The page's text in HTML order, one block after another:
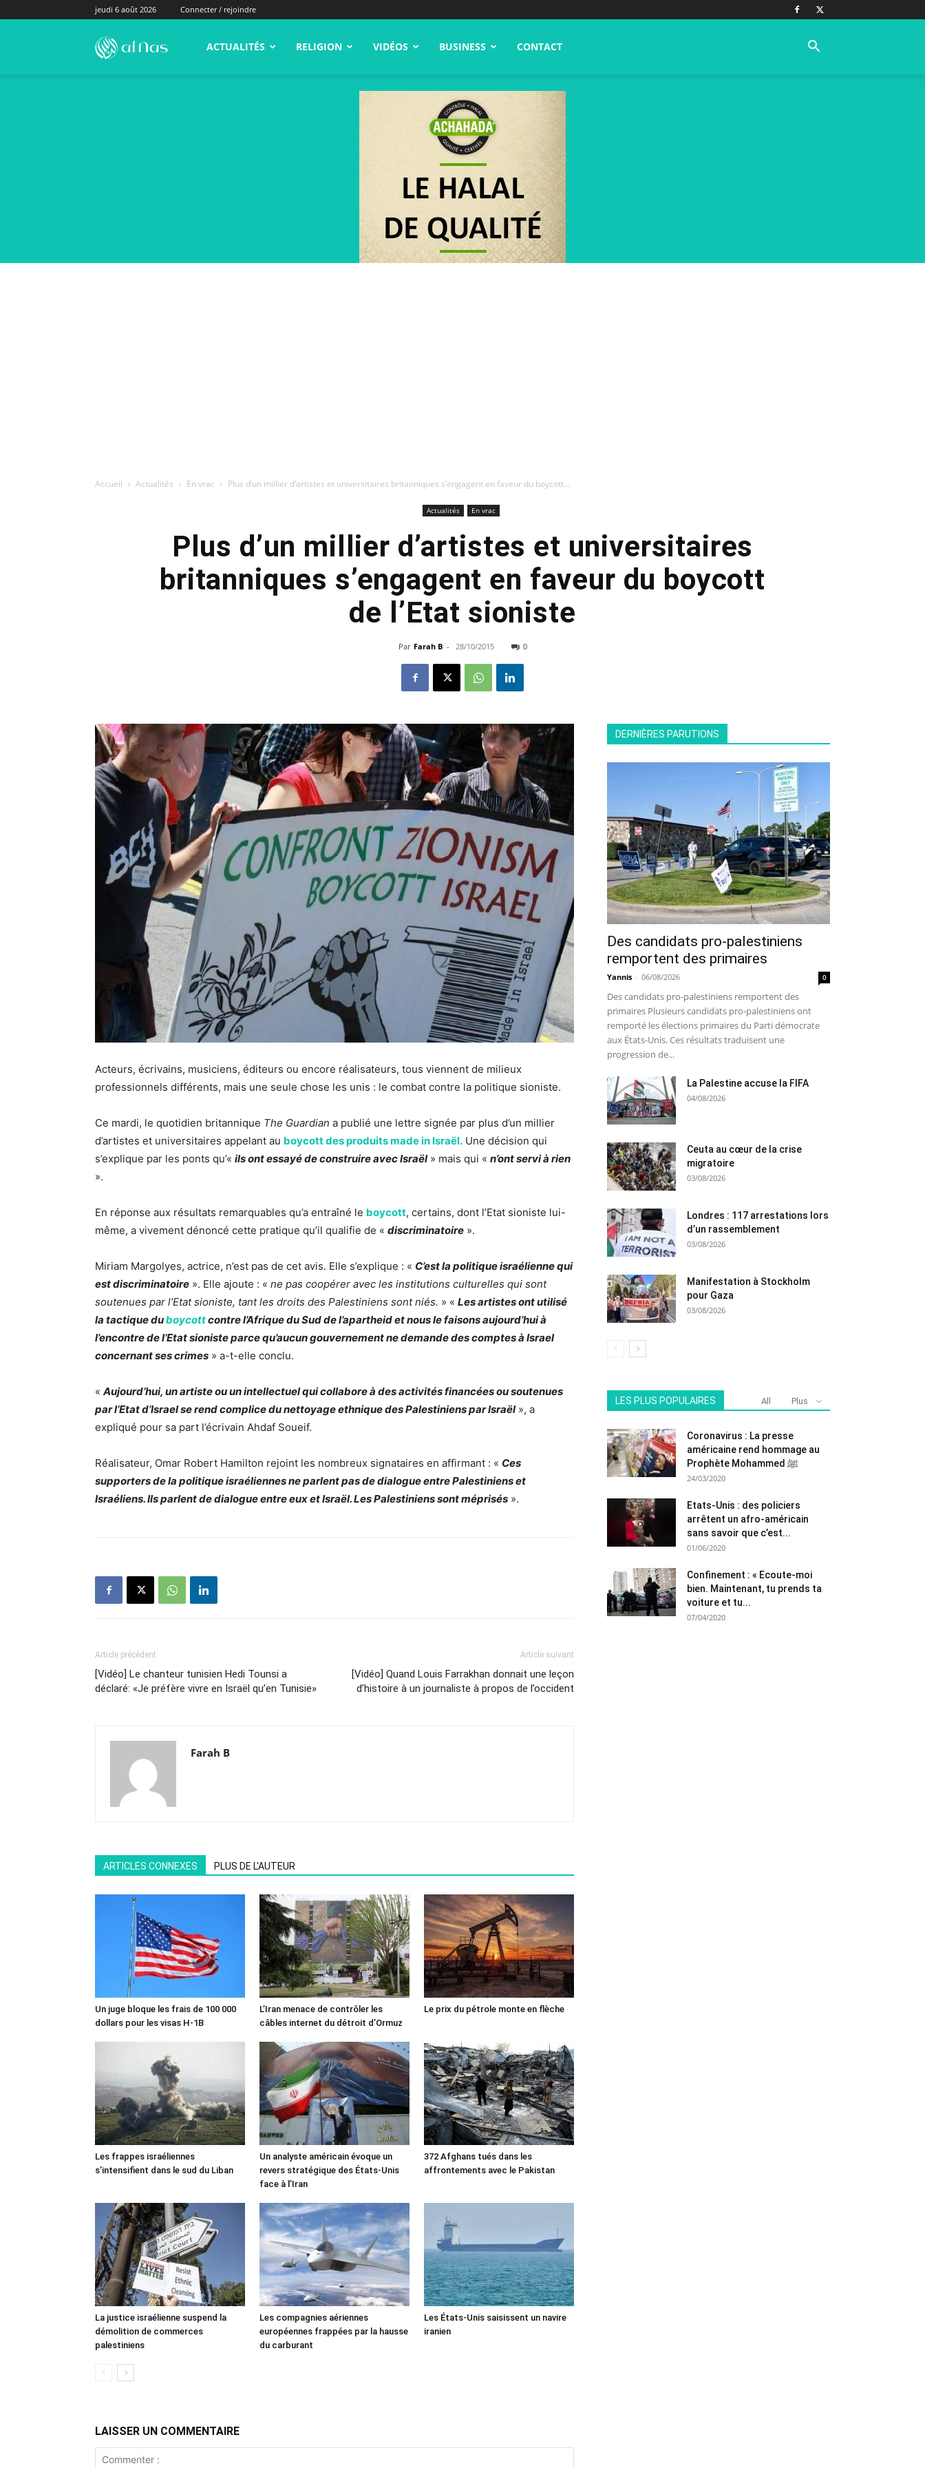
jeudi 6 août 2026 Connecter / rejoindre
alNas.fr ACTUALITÉS RELIGION VIDÉOS BUSINESS CONTACT
Accueil Actualités En vrac Plus d’un millier d’artistes et universitaires britanniques s’engagent en faveur du boycott...
Actualités En vrac
Plus d’un millier d’artistes et universitaires
britanniques s’engagent en faveur du boycott
de l’Etat sioniste
Par Farah B - 28/10/2015 0
Acteurs, écrivains, musiciens, éditeurs ou encore réalisateurs, tous viennent de milieux
professionnels différents, mais une seule chose les unis : le combat contre la politique sioniste.
Ce mardi, le quotidien britannique The Guardian a publié une lettre signée par plus d’un millier
d’artistes et universitaires appelant au boycott des produits made in Israël. Une décision qui
s’explique par les ponts qu’« ils ont essayé de construire avec Israël » mais qui « n’ont servi à rien
».
En réponse aux résultats remarquables qu’a entraîné le boycott, certains, dont l’Etat sioniste lui-
même, a vivement dénoncé cette pratique qu’il qualifie de « discriminatoire ».
Miriam Margolyes, actrice, n’est pas de cet avis. Elle s’explique : « C’est la politique israélienne qui
est discriminatoire ». Elle ajoute : « ne pas coopérer avec les institutions culturelles qui sont
soutenues par l’Etat sioniste, tant les droits des Palestiniens sont niés. » « Les artistes ont utilisé
la tactique duboycottcontre l’Afrique du Sud de l’apartheid et nous le faisons aujourd’hui à
l’encontre de l’Etat sioniste parce qu’aucun gouvernement ne demande des comptes à Israel
concernant ses crimes » a-t-elle conclu.
« Aujourd’hui, un artiste ou un intellectuel qui collabore à des activités financées ou soutenues
par l’Etat d’Israel se rend complice du nettoyage ethnique des Palestiniens par Israël », a
expliqué pour sa part l’écrivain Ahdaf Soueif.
Réalisateur, Omar Robert Hamilton rejoint les nombreux signataires en affirmant : « Ces
supporters de la politique israéliennes ne parlent pas de dialogue entre Palestiniens et
Israéliens. Ils parlent de dialogue entre eux et Israël. Les Palestiniens sont méprisés ».
Article précédent
[Vidéo] Le chanteur tunisien Hedi Tounsi a
déclaré: «Je préfère vivre en Israël qu’en Tunisie»
Article suivant
[Vidéo] Quand Louis Farrakhan donnait une leçon
d’histoire à un journaliste à propos de l’occident
Farah B
ARTICLES CONNEXES PLUS DE L'AUTEUR
Un juge bloque les frais de 100 000
dollars pour les visas H-1B
L’Iran menace de contrôler les
câbles internet du détroit d’Ormuz
Le prix du pétrole monte en flèche
Les frappes israéliennes
s’intensifient dans le sud du Liban
Un analyste américain évoque un
revers stratégique des États-Unis
face à l’Iran
372 Afghans tués dans les
affrontements avec le Pakistan
La justice israélienne suspend la
démolition de commerces
palestiniens
Les compagnies aériennes
européennes frappées par la hausse
du carburant
Les États-Unis saisissent un navire
iranien
LAISSER UN COMMENTAIRE
DERNIÈRES PARUTIONS
Des candidats pro-palestiniens
remportent des primaires
Yannis - 06/08/2026 0
Des candidats pro-palestiniens remportent des
primaires Plusieurs candidats pro-palestiniens ont
remporté les élections primaires du Parti démocrate
aux États-Unis. Ces résultats traduisent une
progression de...
La Palestine accuse la FIFA
04/08/2026
Ceuta au cœur de la crise
migratoire
03/08/2026
Londres : 117 arrestations lors
d’un rassemblement
03/08/2026
Manifestation à Stockholm
pour Gaza
03/08/2026
LES PLUS POPULAIRES All Plus
Coronavirus : La presse
américaine rend hommage au
Prophète Mohammed ﷺ
24/03/2020
Etats-Unis : des policiers
arrêtent un afro-américain
sans savoir que c’est...
01/06/2020
Confinement : « Ecoute-moi
bien. Maintenant, tu prends ta
voiture et tu...
07/04/2020